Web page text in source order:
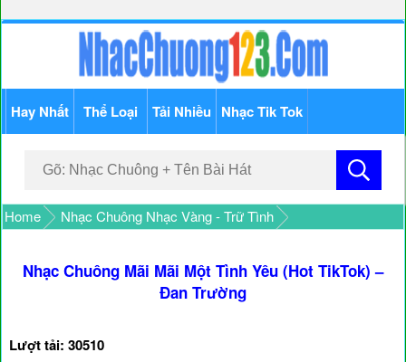
Hay Nhất Thể Loại Tải Nhiều Nhạc Tik Tok
Home Nhạc Chuông Nhạc Vàng - Trữ Tình
Nhạc Chuông Mãi Mãi Một Tình Yêu (Hot TikTok) –
Đan Trường
Lượt tải: 30510